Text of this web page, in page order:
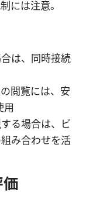
には注意。
は、同時接続
閲覧には、安
用
る場合は、ビ
み合わせを活